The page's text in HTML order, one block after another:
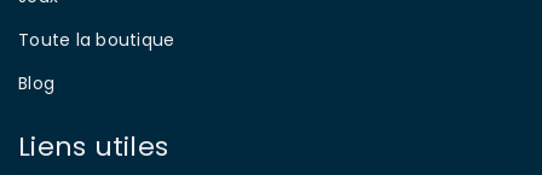
Toute la boutique
Blog
Liens utiles